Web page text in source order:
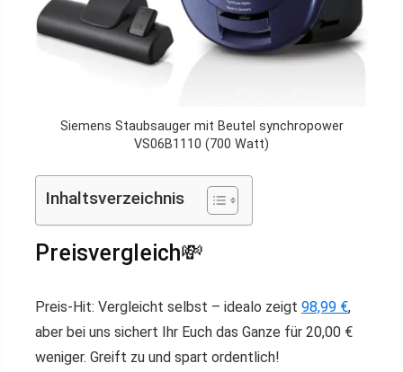
Siemens Staubsauger mit Beutel synchropower
VS06B1110 (700 Watt)
Inhaltsverzeichnis
Preisvergleich💸
Preis-Hit: Vergleicht selbst – idealo zeigt 98,99 €,
aber bei uns sichert Ihr Euch das Ganze für 20,00 €
weniger. Greift zu und spart ordentlich!